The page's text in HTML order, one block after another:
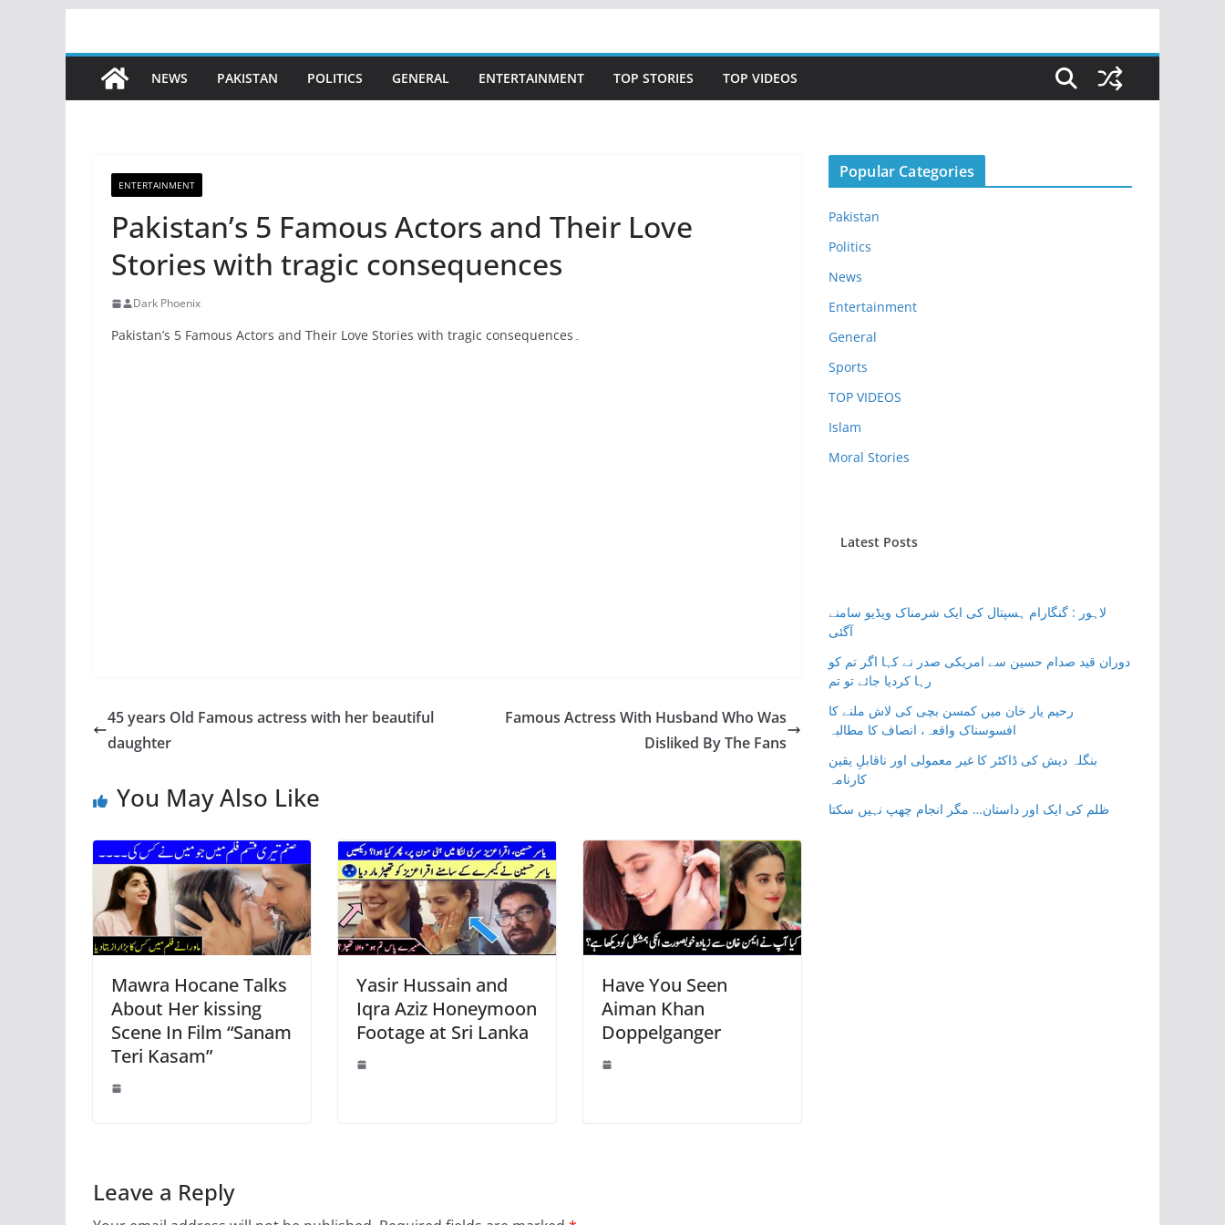
content
NEWS PAKISTAN POLITICS GENERAL ENTERTAINMENT TOP STORIES TOP VIDEOS
ENTERTAINMENT
Pakistan’s 5 Famous Actors and Their Love
Stories with tragic consequences
Dark Phoenix
Pakistan’s 5 Famous Actors and Their Love Stories with tragic consequences۔
45 years Old Famous actress with her beautiful
daughter
Famous Actress With Husband Who Was
Disliked By The Fans
You May Also Like
Mawra Hocane Talks
About Her kissing
Scene In Film “Sanam
Teri Kasam”
Yasir Hussain and
Iqra Aziz Honeymoon
Footage at Sri Lanka
Have You Seen
Aiman Khan
Doppelganger
Leave a Reply
Popular Categories
Pakistan
Politics
News
Entertainment
General
Sports
TOP VIDEOS
Islam
Moral Stories
Latest Posts
لاہور : گنگارام ہسپتال کی ایک شرمناک ویڈیو سامنے
آگئی
دوران قید صدام حسین سے امریکی صدر نے کہا اگر تم کو
رہا کردیا جائے تو تم
رحیم یار خان میں کمسن بچی کی لاش ملنے کا
افسوسناک واقعہ، انصاف کا مطالبہ
بنگلہ دیش کی ڈاکٹر کا غیر معمولی اور ناقابلِ یقین
کارنامہ
ظلم کی ایک اور داستان… مگر انجام چھپ نہیں سکتا